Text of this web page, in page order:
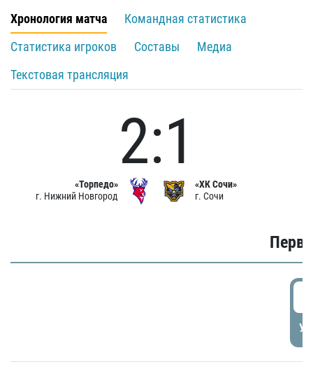
Хронология матча
Командная статистика
Статистика игроков
Составы
Медиа
Текстовая трансляция
«Торпедо»
г. Нижний Новгород
2:1
«ХК Сочи»
г. Сочи